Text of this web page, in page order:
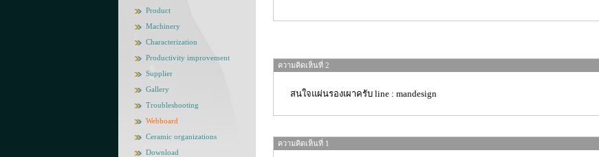
Product
Machinery
Characterization
Productivity improvement
Supplier
Gallery
Troubleshooting
Webboard
Ceramic organizations
Download
ความคิดเห็นที่ 2
สนใจแผ่นรองเผาครับ line : mandesign
ความคิดเห็นที่ 1